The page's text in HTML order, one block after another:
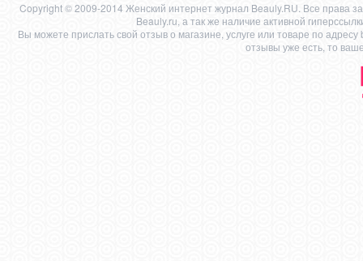
Copyright © 2009-2014 Женский интернет журнал Beauly.RU. Все права
Beauly.ru, а так же наличие активной
Вы можете прислать свой отзыв о магазине, услуге или товаре по адресу
отзывы уже есть, то